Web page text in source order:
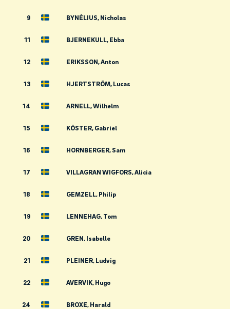
9 BYNÉLIUS, Nicholas
11 BJERNEKULL, Ebba
12 ERIKSSON, Anton
13 HJERTSTRÖM, Lucas
14 ARNELL, Wilhelm
15 KÖSTER, Gabriel
16 HORNBERGER, Sam
17 VILLAGRAN WIGFORS, Alicia
18 GEMZELL, Philip
19 LENNEHAG, Tom
20 GREN, Isabelle
21 PLEINER, Ludvig
22 AVERVIK, Hugo
24 BROXE, Harald